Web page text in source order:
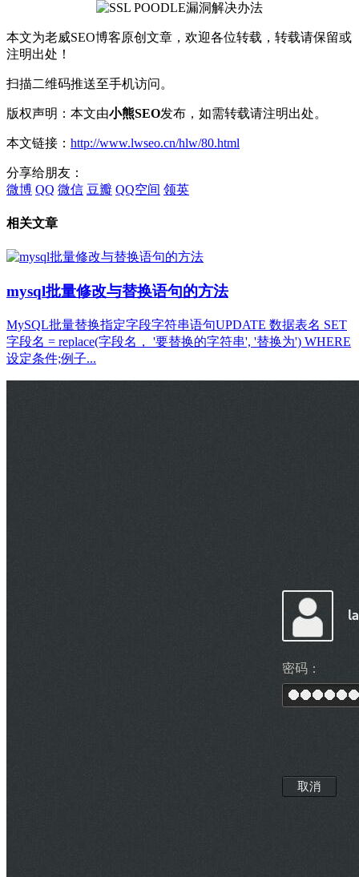
本文为老威SEO博客原创文章，欢迎各位转载，转载请保留或
注明出处！
扫描二维码推送至手机访问。
版权声明：本文由小熊SEO发布，如需转载请注明出处。
本文链接： http://www.lwseo.cn/hlw/80.html
分享给朋友：
微博 QQ 微信 豆瓣 QQ空间 领英
相关文章
mysql批量修改与替换语句的方法
MySQL批量替换指定字段字符串语句UPDATE 数据表名 SET
字段名 = replace(字段名， '要替换的字符串', '替换为') WHERE
设定条件;例子...